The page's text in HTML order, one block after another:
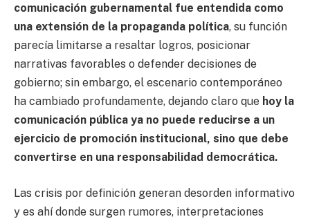
comunicación gubernamental fue entendida como
una extensión de la propaganda política, su función
parecía limitarse a resaltar logros, posicionar
narrativas favorables o defender decisiones de
gobierno; sin embargo, el escenario contemporáneo
ha cambiado profundamente, dejando claro que hoy la
comunicación pública ya no puede reducirse a un
ejercicio de promoción institucional, sino que debe
convertirse en una responsabilidad democrática.
Las crisis por definición generan desorden informativo
y es ahí donde surgen rumores, interpretaciones